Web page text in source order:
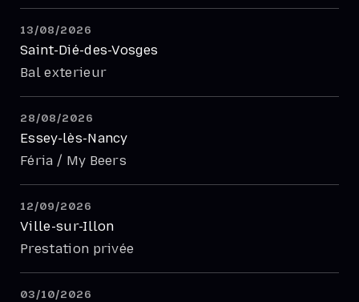
13/08/2026
Saint-Dié-des-Vosges
Bal exterieur
28/08/2026
Essey-lès-Nancy
Féria / My Beers
12/09/2026
Ville-sur-Illon
Prestation privée
03/10/2026